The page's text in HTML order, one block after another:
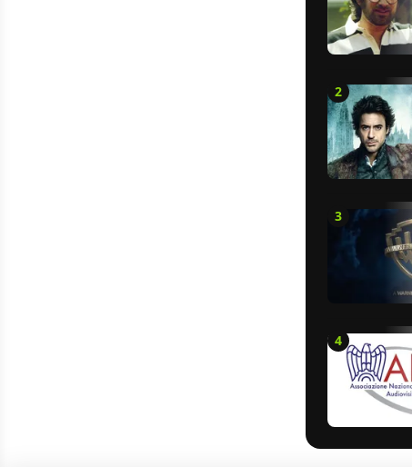
2
3
4